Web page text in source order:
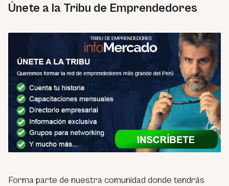
Únete a la Tribu de Emprendedores
Forma parte de nuestra comunidad donde tendrás